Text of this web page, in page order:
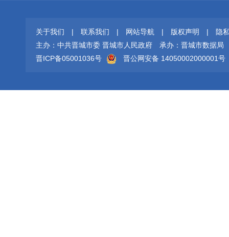
关于我们 | 联系我们 | 网站导航 | 版权声明 |
隐
主办：中共晋城市委 晋城市人民政府
承办：晋城市数据局
晋ICP备05001036号
晋公网安备 14050002000001号